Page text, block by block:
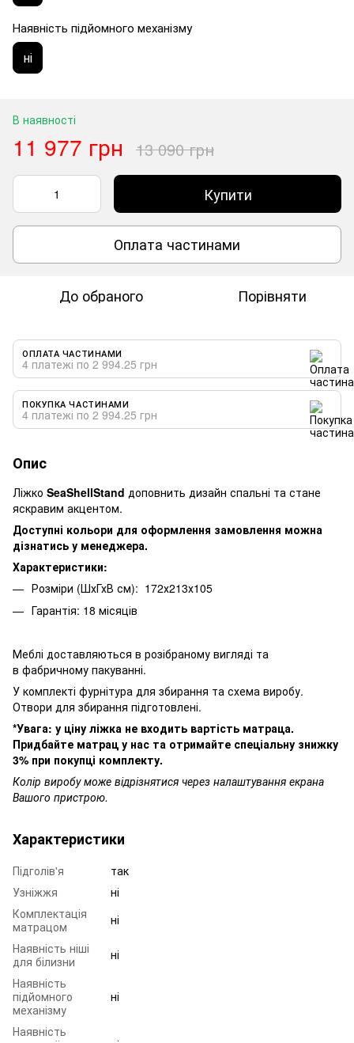
Наявність підйомного механізму
ні
В наявності
11 977 грн 13 090 грн
Купити
Оплата частинами
До обраного Порівняти
ОПЛАТА ЧАСТИНАМИ
4 платежі по 2 994.25 грн
ПОКУПКА ЧАСТИНАМИ
4 платежі по 2 994.25 грн
Опис
Ліжко SeaShellStand доповнить дизайн спальні та стане
яскравим акцентом.
Доступні кольори для оформлення замовлення можна
дізнатись у менеджера.
Характеристики:
Розміри (ШхГхВ см): 172х213х105
Гарантія: 18 місяців
Меблі доставляються в розібраному вигляді та
в фабричному пакуванні.
У комплекті фурнітура для збирання та схема виробу.
Отвори для збирання підготовлені.
*Увага: у ціну ліжка не входить вартість матраца.
Придбайте матрац у нас та отримайте спеціальну знижку
3% при покупці комплекту.
Колір виробу може відрізнятися через налаштування екрана
Вашого пристрою.
Характеристики
Підголів'я
так
Узніжжя
ні
Комплектація
матрацом
ні
Наявність ніші
для білизни
ні
Наявність
підйомного
механізму
ні
Наявність